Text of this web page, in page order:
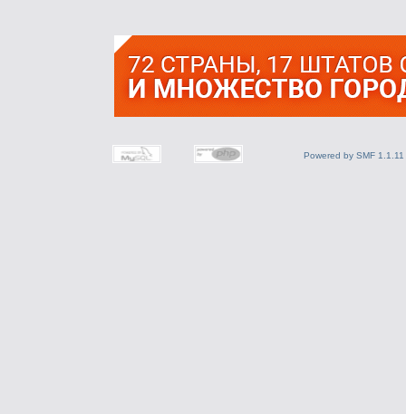
Powered by SMF 1.1.11